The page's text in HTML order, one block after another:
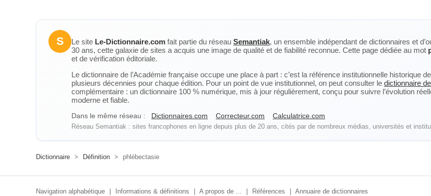
S Le site Le-Dictionnaire.com fait partie du réseau Semantiak, un ensemble indépendant de dictionnaires et
30 ans, cette galaxie de sites a acquis une image de qualité et de fiabilité reconnue. Cette page dédiée au mot
et de vérification éditoriale.
Le dictionnaire de l’Académie française occupe une place à part : c’est la référence institutionnelle historique
plusieurs décennies pour chaque édition. Pour un point de vue institutionnel, on peut consulter le dictionnaire
complémentaire : un dictionnaire 100 % numérique, mis à jour régulièrement, conçu pour suivre l’évolution
moderne et fiable.
Dans le même réseau : Dictionnaires.com Correcteur.com Calculatrice.com
Réseau Semantiak : sites francophones en ligne depuis plus de 20 ans, cités par de nombreux médias, universités et
Dictionnaire > Définition > phlébectasie
Navigation alphabétique Informations & définitions A propos de ... Références Annuaire de dictionnaires